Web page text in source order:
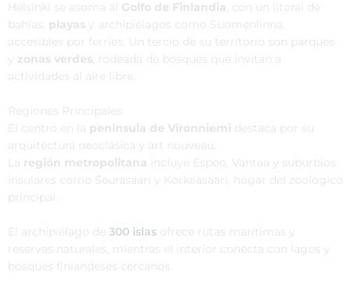
Helsinki se asoma al Golfo de Finlandia
, con un litoral de
bahías, playas y archipiélagos como Suomenlinna,
accesibles por ferries. Un tercio de su territorio son parques
zonas verdes , rodeada de bosques que invitan a
actividades al aire libre.
Regiones Principales
El centro en la península de Vironniemi
destaca por su
arquitectura neoclásica y art nouveau.
La región metropolitana
incluye Espoo, Vantaa y suburbios
insulares como Seurasaari y Korkeasaari, hogar del zoológico
principal.
El archipiélago de 300 islas
ofrece rutas marítimas y
reservas naturales, mientras el interior conecta con lagos y
bosques finlandeses cercanos.